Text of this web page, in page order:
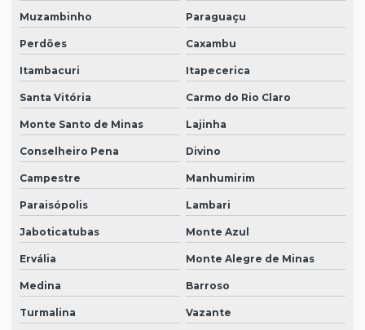
Muzambinho Paraguaçu
Perdões Caxambu
Itambacuri Itapecerica
Santa Vitória Carmo do Rio Claro
Monte Santo de Minas Lajinha
Conselheiro Pena Divino
Campestre Manhumirim
Paraisópolis Lambari
Jaboticatubas Monte Azul
Ervália Monte Alegre de Minas
Medina Barroso
Turmalina Vazante